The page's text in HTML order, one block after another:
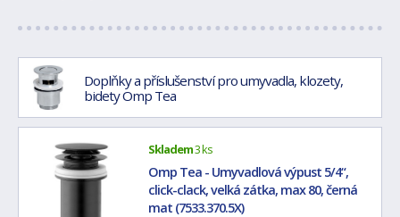
Doplňky a příslušenství pro umyvadla, klozety,
bidety Omp Tea
Skladem3 ks
Omp Tea - Umyvadlová výpust 5/4“,
click-clack, velká zátka, max 80, černá
mat (7533.370.5X)